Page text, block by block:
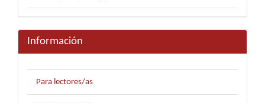
Información
Para lectores/as